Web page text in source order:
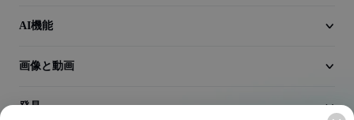
AI機能
画像と動画
発見